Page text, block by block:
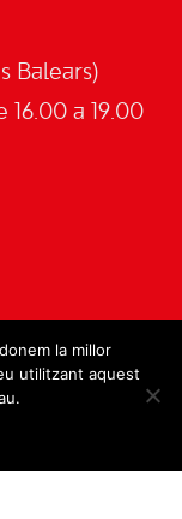
Balears)
16.00 a 19.00
la millor
utilitzant aquest